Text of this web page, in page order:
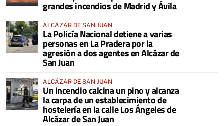
grandes incendios de Madrid y Ávila
ALCÁZAR DE SAN JUAN
La Policía Nacional detiene a varias
personas en La Pradera por la
agresión a dos agentes en Alcázar de
San Juan
ALCÁZAR DE SAN JUAN
Un incendio calcina un pino y alcanza
la carpa de un establecimiento de
hostelería en la calle Los Ángeles de
Alcázar de San Juan